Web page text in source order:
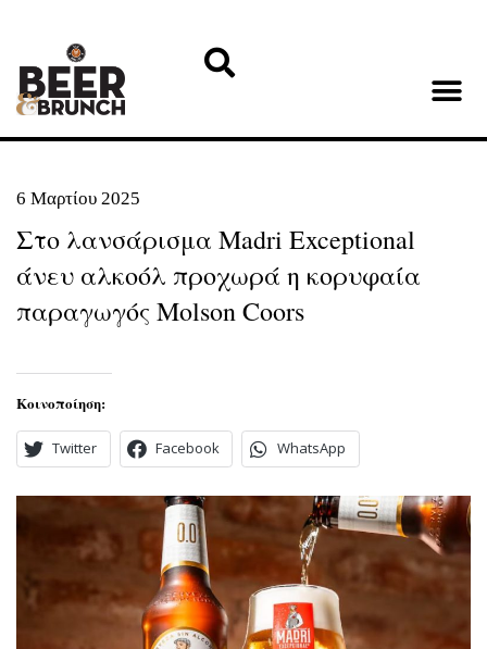
6 Μαρτίου 2025
Στο λανσάρισμα Madri Exceptional
άνευ αλκοόλ προχωρά η κορυφαία
παραγωγός Molson Coors
Κοινοποίηση:
Twitter Facebook WhatsApp